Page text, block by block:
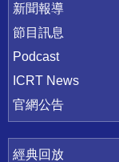
新聞報導
節目訊息
Podcast
ICRT News
官網公告
經典回放